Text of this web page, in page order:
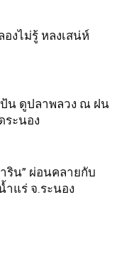
องไม่รู้ หลงเสน่ห์
น ดูปลาพลวง ณ ฝน
ระนอง
ริน” ผ่อนคลายกับ
แร่ จ.ระนอง